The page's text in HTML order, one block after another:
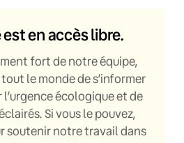
en accès libre.
fort de notre équipe,
le monde de s’informer
écologique et de
Si vous le pouvez,
soutenir notre travail dans